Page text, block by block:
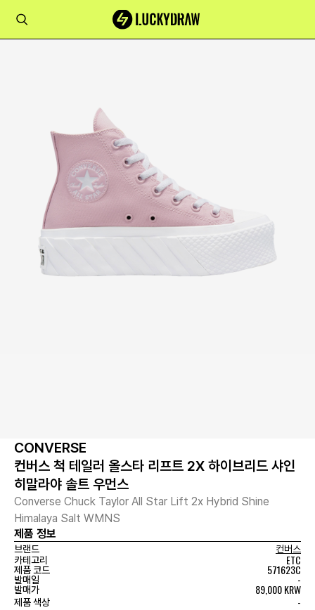
CONVERSE
컨버스 척 테일러 올스타 리프트 2X 하이브리드 샤인
히말라야 솔트 우먼스
Converse Chuck Taylor All Star Lift 2x Hybrid Shine
Himalaya Salt WMNS
제품 정보
브랜드
컨버스
카테고리
ETC
제품 코드 571623C
발매일 -
발매가 89,000 KRW
제품 색상 -